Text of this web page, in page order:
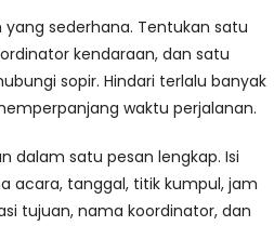
sederhana. Tentukan satu
kendaraan, dan satu
sopir. Hindari terlalu banyak
waktu perjalanan.
dalam satu pesan lengkap. Isi
acara, tanggal, titik kumpul, jam
tujuan, nama koordinator, dan